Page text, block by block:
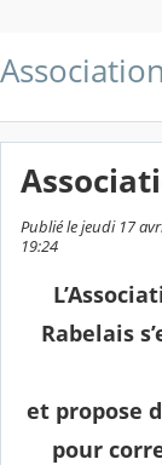
Publié le jeudi 17
19:24
Rabelais
et propose
pour